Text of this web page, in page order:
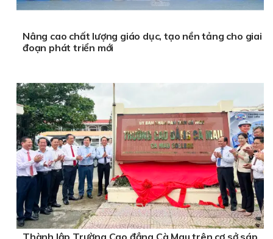
Nâng cao chất lượng giáo dục, tạo nền tảng cho giai
đoạn phát triển mới
Thành lập Trường Cao đẳng Cà Mau trên cơ sở sáp